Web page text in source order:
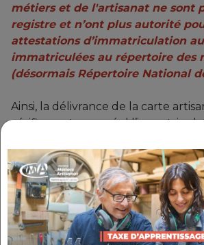
métiers et de l'artisanat ne sont
registre et n’ont plus autorité
attestations d’immatriculation
immatriculées au répertoire des
(désormais Répertoire National
Ainsi, la délivrance de la carte
vérifier en temps réel
suspendue.
Pour les artisans ayant acheté ou
carte artisan avant cet arrêt
rappelons que la carte artisan a
validité de 2 ans
à compter du